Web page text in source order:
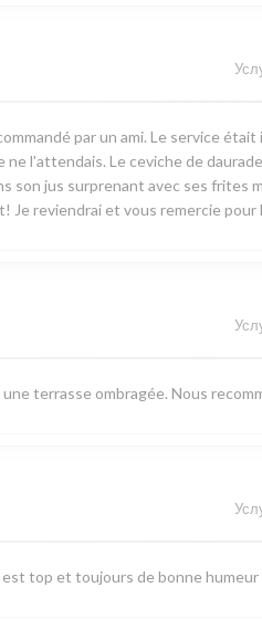
par un ami. Le service
l'attendais. Le ceviche de
son jus surprenant avec ses frites
Je reviendrai et vous remercie pour
terrasse ombragée. Nous
top et toujours de bonne humeur